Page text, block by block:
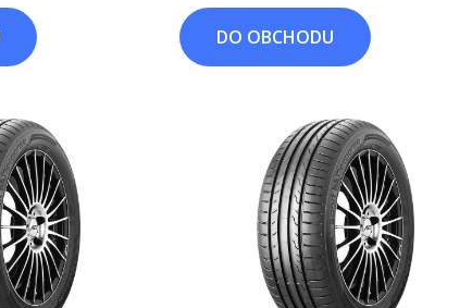
DO OBCHODU